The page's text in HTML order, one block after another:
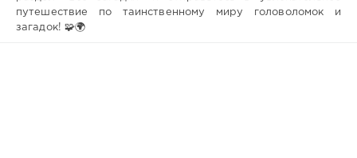
путешествие по таинственному миру головоломок и
загадок! 🧩🌍